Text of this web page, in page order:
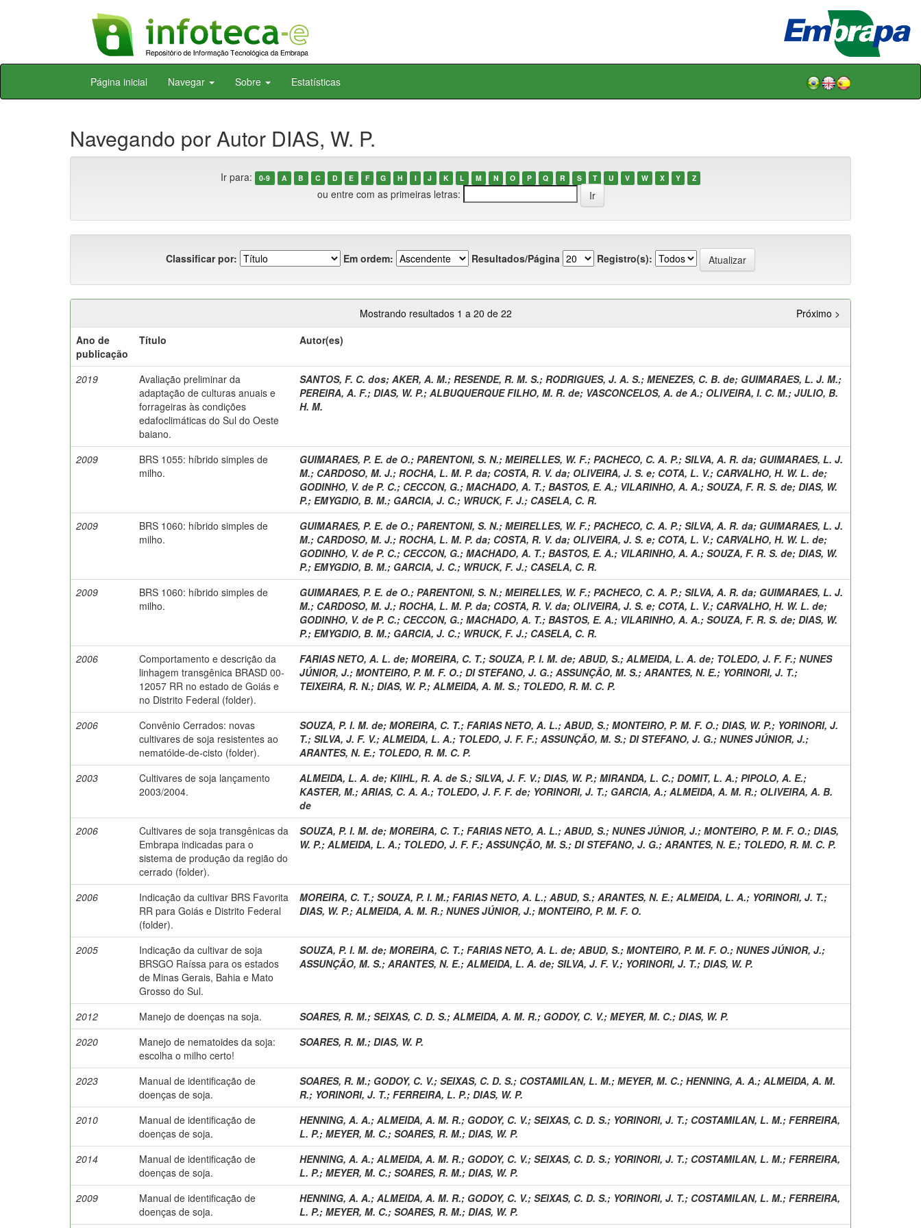
Skip
Página inicial Navegar Sobre Estatísticas
Navegando por Autor DIAS, W. P.
Ir para: 0-9 A B C D E F G H I J K L M N O P Q R S T U V W X Y Z
ou entre com as primeiras letras:
Classificar por: Em ordem: Resultados/Página Registro(s):
Mostrando resultados 1 a 20 de 22
Próximo >
Ano de
publicação
Título Autor(es)
2019
Avaliação preliminar da
adaptação de culturas anuais e
forrageiras às condições
edafoclimáticas do Sul do Oeste
baiano.
SANTOS, F. C. dos; AKER, A. M.; RESENDE, R. M. S.; RODRIGUES, J. A. S.; MENEZES, C. B. de; GUIMARAES, L. J. M.;
PEREIRA, A. F.; DIAS, W. P.; ALBUQUERQUE FILHO, M. R. de; VASCONCELOS, A. de A.; OLIVEIRA, I. C. M.; JULIO, B.
H. M.
2009
BRS 1055: híbrido simples de
milho.
GUIMARAES, P. E. de O.; PARENTONI, S. N.; MEIRELLES, W. F.; PACHECO, C. A. P.; SILVA, A. R. da; GUIMARAES, L. J.
M.; CARDOSO, M. J.; ROCHA, L. M. P. da; COSTA, R. V. da; OLIVEIRA, J. S. e; COTA, L. V.; CARVALHO, H. W. L. de;
GODINHO, V. de P. C.; CECCON, G.; MACHADO, A. T.; BASTOS, E. A.; VILARINHO, A. A.; SOUZA, F. R. S. de; DIAS, W.
P.; EMYGDIO, B. M.; GARCIA, J. C.; WRUCK, F. J.; CASELA, C. R.
2009
BRS 1060: híbrido simples de
milho.
GUIMARAES, P. E. de O.; PARENTONI, S. N.; MEIRELLES, W. F.; PACHECO, C. A. P.; SILVA, A. R. da; GUIMARAES, L. J.
M.; CARDOSO, M. J.; ROCHA, L. M. P. da; COSTA, R. V. da; OLIVEIRA, J. S. e; COTA, L. V.; CARVALHO, H. W. L. de;
GODINHO, V. de P. C.; CECCON, G.; MACHADO, A. T.; BASTOS, E. A.; VILARINHO, A. A.; SOUZA, F. R. S. de; DIAS, W.
P.; EMYGDIO, B. M.; GARCIA, J. C.; WRUCK, F. J.; CASELA, C. R.
2009
BRS 1060: híbrido simples de
milho.
GUIMARAES, P. E. de O.; PARENTONI, S. N.; MEIRELLES, W. F.; PACHECO, C. A. P.; SILVA, A. R. da; GUIMARAES, L. J.
M.; CARDOSO, M. J.; ROCHA, L. M. P. da; COSTA, R. V. da; OLIVEIRA, J. S. e; COTA, L. V.; CARVALHO, H. W. L. de;
GODINHO, V. de P. C.; CECCON, G.; MACHADO, A. T.; BASTOS, E. A.; VILARINHO, A. A.; SOUZA, F. R. S. de; DIAS, W.
P.; EMYGDIO, B. M.; GARCIA, J. C.; WRUCK, F. J.; CASELA, C. R.
2006
Comportamento e descrição da
linhagem transgênica BRASD 00-
12057 RR no estado de Goiás e
no Distrito Federal (folder).
FARIAS NETO, A. L. de; MOREIRA, C. T.; SOUZA, P. I. M. de; ABUD, S.; ALMEIDA, L. A. de; TOLEDO, J. F. F.; NUNES
JÚNIOR, J.; MONTEIRO, P. M. F. O.; DI STEFANO, J. G.; ASSUNÇÃO, M. S.; ARANTES, N. E.; YORINORI, J. T.;
TEIXEIRA, R. N.; DIAS, W. P.; ALMEIDA, A. M. S.; TOLEDO, R. M. C. P.
2006
Convênio Cerrados: novas
cultivares de soja resistentes ao
nematóide-de-cisto (folder).
SOUZA, P. I. M. de; MOREIRA, C. T.; FARIAS NETO, A. L.; ABUD, S.; MONTEIRO, P. M. F. O.; DIAS, W. P.; YORINORI, J.
T.; SILVA, J. F. V.; ALMEIDA, L. A.; TOLEDO, J. F. F.; ASSUNÇÃO, M. S.; DI STEFANO, J. G.; NUNES JÚNIOR, J.;
ARANTES, N. E.; TOLEDO, R. M. C. P.
2003
Cultivares de soja lançamento
2003/2004.
ALMEIDA, L. A. de; KIIHL, R. A. de S.; SILVA, J. F. V.; DIAS, W. P.; MIRANDA, L. C.; DOMIT, L. A.; PIPOLO, A. E.;
KASTER, M.; ARIAS, C. A. A.; TOLEDO, J. F. F. de; YORINORI, J. T.; GARCIA, A.; ALMEIDA, A. M. R.; OLIVEIRA, A. B.
de
2006
Cultivares de soja transgênicas da
Embrapa indicadas para o
sistema de produção da região do
cerrado (folder).
SOUZA, P. I. M. de; MOREIRA, C. T.; FARIAS NETO, A. L.; ABUD, S.; NUNES JÚNIOR, J.; MONTEIRO, P. M. F. O.; DIAS,
W. P.; ALMEIDA, L. A.; TOLEDO, J. F. F.; ASSUNÇÃO, M. S.; DI STEFANO, J. G.; ARANTES, N. E.; TOLEDO, R. M. C. P.
2006
Indicação da cultivar BRS Favorita
RR para Goiás e Distrito Federal
(folder).
MOREIRA, C. T.; SOUZA, P. I. M.; FARIAS NETO, A. L.; ABUD, S.; ARANTES, N. E.; ALMEIDA, L. A.; YORINORI, J. T.;
DIAS, W. P.; ALMEIDA, A. M. R.; NUNES JÚNIOR, J.; MONTEIRO, P. M. F. O.
2005
Indicação da cultivar de soja
BRSGO Raíssa para os estados
de Minas Gerais, Bahia e Mato
Grosso do Sul.
SOUZA, P. I. M. de; MOREIRA, C. T.; FARIAS NETO, A. L. de; ABUD, S.; MONTEIRO, P. M. F. O.; NUNES JÚNIOR, J.;
ASSUNÇÃO, M. S.; ARANTES, N. E.; ALMEIDA, L. A. de; SILVA, J. F. V.; YORINORI, J. T.; DIAS, W. P.
2012 Manejo de doenças na soja. SOARES, R. M.; SEIXAS, C. D. S.; ALMEIDA, A. M. R.; GODOY, C. V.; MEYER, M. C.; DIAS, W. P.
2020
Manejo de nematoides da soja:
escolha o milho certo!
SOARES, R. M.; DIAS, W. P.
2023
Manual de identificação de
doenças de soja.
SOARES, R. M.; GODOY, C. V.; SEIXAS, C. D. S.; COSTAMILAN, L. M.; MEYER, M. C.; HENNING, A. A.; ALMEIDA, A. M.
R.; YORINORI, J. T.; FERREIRA, L. P.; DIAS, W. P.
2010
Manual de identificação de
doenças de soja.
HENNING, A. A.; ALMEIDA, A. M. R.; GODOY, C. V.; SEIXAS, C. D. S.; YORINORI, J. T.; COSTAMILAN, L. M.; FERREIRA,
L. P.; MEYER, M. C.; SOARES, R. M.; DIAS, W. P.
2014
Manual de identificação de
doenças de soja.
HENNING, A. A.; ALMEIDA, A. M. R.; GODOY, C. V.; SEIXAS, C. D. S.; YORINORI, J. T.; COSTAMILAN, L. M.; FERREIRA,
L. P.; MEYER, M. C.; SOARES, R. M.; DIAS, W. P.
2009
Manual de identificação de
doenças de soja.
HENNING, A. A.; ALMEIDA, A. M. R.; GODOY, C. V.; SEIXAS, C. D. S.; YORINORI, J. T.; COSTAMILAN, L. M.; FERREIRA,
L. P.; MEYER, M. C.; SOARES, R. M.; DIAS, W. P.